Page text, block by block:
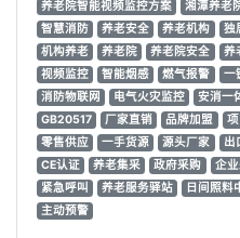
养老院智能视频监控方案 湘潭养老
智慧消防
养老安全 养老机构 独
机构养老
养老院 养老院安全 养
视频监控
智能烟感 燃气报警 一
消防物联网
电气火灾监控 安消一
GB20517
厂家直销 品牌加盟
零售供应
一手货源 源头厂家 出
CE认证
养老集采 政府采购 企
紧急呼叫
养老服务驿站 日间照料
主动预警